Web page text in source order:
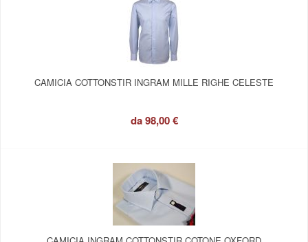
CAMICIA COTTONSTIR INGRAM MILLE RIGHE CELESTE
da98,00 €